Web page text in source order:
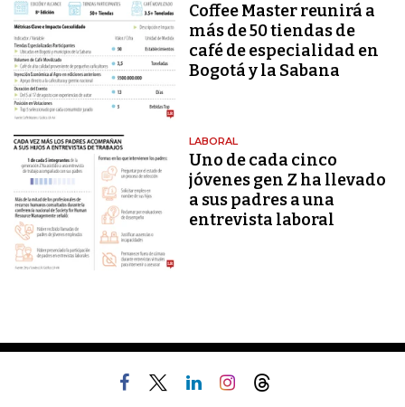
Coffee Master reunirá a
más de 50 tiendas de
café de especialidad en
Bogotá y la Sabana
LABORAL
Uno de cada cinco
jóvenes gen Z ha llevado
a sus padres a una
entrevista laboral